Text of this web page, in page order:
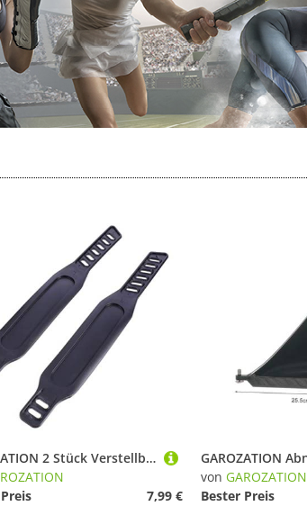
GAROZATION 2 Stück Verstellbare rutschfeste Pedalriemen für Heimtrainer Leichte Kunststoffbänder mit Hoher Reißfestigkeit Geeignet für Fitnessstudio und Zuhause Einfache Anpassung für
7,99 €
von GAROZATION
Bester Preis